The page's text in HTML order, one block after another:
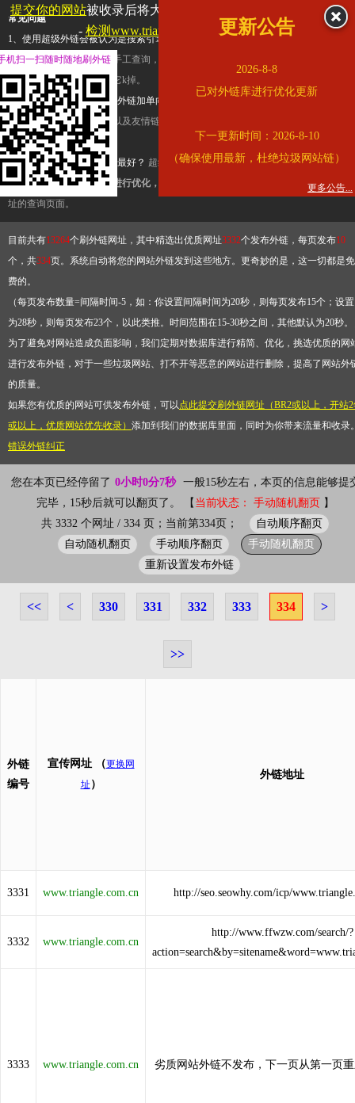
常见问题
1、使用超级外链会被认为是搜索引擎优化作弊吗？ 超级外链只是一个简便而集成
查询工具，模拟的是正常手工查询，不是作弊。如果是作弊，那您可以使用超级外
推广竞争对手的网址，让它k掉。
2、网站优化单纯依靠超级外链加单向链接可行吗？
链，需要结合普通的外链以及友情链接，您可以到站长论坛发布外链，到友情链接
台交换友情链接。
3、如何使用超级外链效果最好？ 超级外链不同于普通的外链，它是动态的链接，
有频繁使用超级外链工具进行优化，才能获得稳定的外链
，最终使搜索引擎收录带
址的查询页面。
目前共有13264个刷外链网址，其中精选出优质网址3332个发布外链，每页发布10
个，共334页。系统自动将您的网站外链发到这些地方。更奇妙的是，这一切都是免
费的。
（每页发布数量=间隔时间-5，如：你设置间隔时间为20秒，则每页发布15个；设置
为28秒，则每页发布23个，以此类推。时间范围在15-30秒之间，其他默认为20秒
为了避免对网站造成负面影响，我们定期对数据库进行精简、优化，挑选优质的网
进行发布外链，对于一些垃圾网站、打不开等恶意的网站进行删除，提高了网站外
的质量。
如果您有优质的网站可供发布外链，可以点此提交刷外链网址（BR2或以上，开站
或以上，优质网站优先收录） 添加到我们的数据库里面，同时为你带来流量和收录
错误外链纠正
您在本页已经停留了 0小时0分7秒
一般15秒左右，本页的信息能够提
完毕，15秒后就可以翻页了。 【 当前状态： 手动随机翻页 】
共 3332 个网址 / 334 页；当前第334页；
自动顺序翻页
自动随机翻页
手动顺序翻页
手动随机翻页
重新设置发布外链
<< < 330 331 332 333 334 >
>>
外链
编号
宣传网址 （更换网
址 ）
外链地址
3331 www.triangle.com.cn http://seo.seowhy.com/icp/
3332 www.triangle.com.cn
http://www.ffwzw.com/search/?
3333 www.triangle.com.cn 劣质网站外链不发布，下一页从第一页
提交你的网站被收录后将大幅提升流量和外链，
查看展示页面
- 检测www.triangle.com.cn是否收录
更新公告
2026-8-8
已对外链库进行优化更新
下一更新时间：2026-8-10
（确保使用最新，杜绝垃圾网站链）
更多公告...
机扫一扫随时随地刷外链